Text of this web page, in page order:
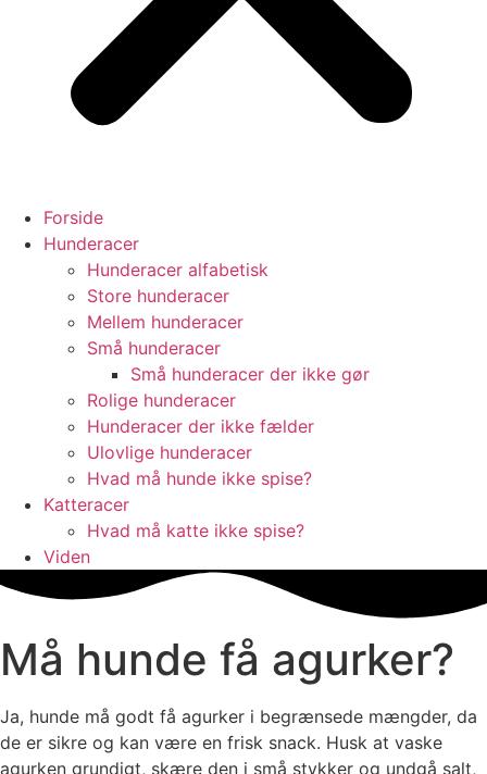
Forside
Hunderacer
Hunderacer alfabetisk
Store hunderacer
Mellem hunderacer
Små hunderacer
Små hunderacer der ikke gør
Rolige hunderacer
Hunderacer der ikke fælder
Ulovlige hunderacer
Hvad må hunde ikke spise?
Katteracer
Hvad må katte ikke spise?
Viden
Må hunde få agurker?
Ja, hunde må godt få agurker i begrænsede mængder, da
de er sikre og kan være en frisk snack. Husk at vaske
agurken grundigt, skære den i små stykker og undgå salt,